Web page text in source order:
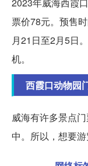
2023年威海西霞
票价78元。预售
月21日至2月5日
机。
西霞口动物园
威海有许多景点
中。所以，想要